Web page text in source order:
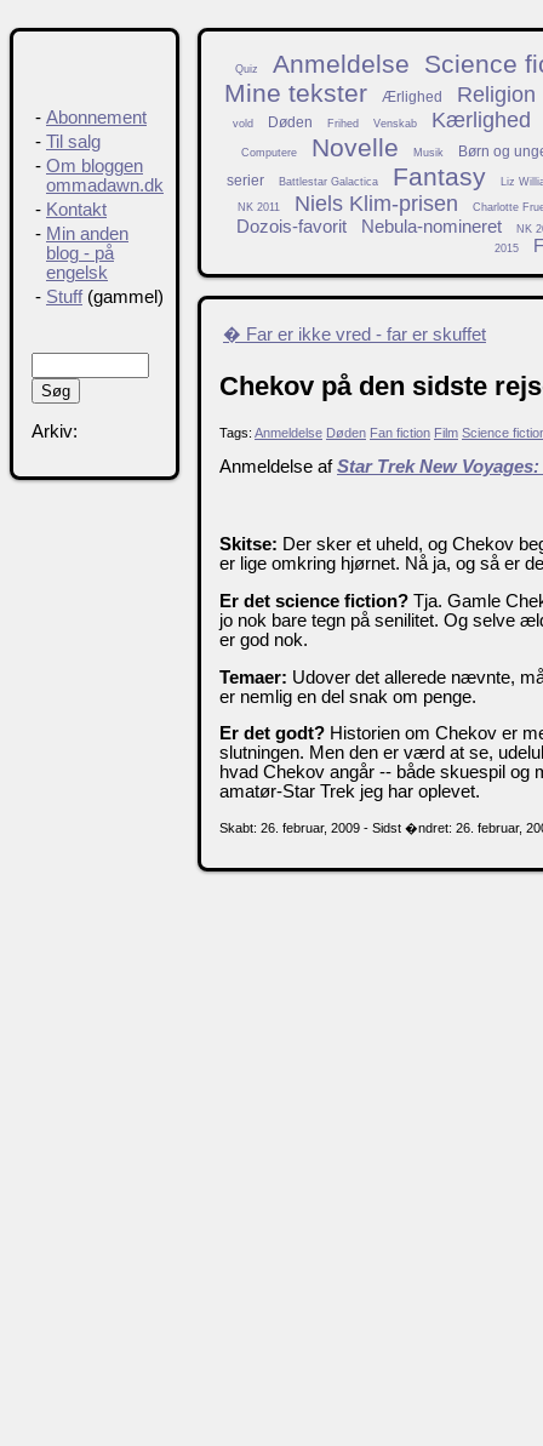
Quiz Anmeldelse
Science
Mine tekster
Ærlighed Religion
vold Døden Frihed Venskab Kærlighed
Computere Novelle Musik
Børn og
serier
Battlestar Galactica Fantasy Liz
NK 2011 Niels Klim-prisen Charlotte
Dozois-favorit Nebula-nomineret
NK
2015
� Far er ikke vred - far er skuffet
Chekov på den sidste
Tags: Anmeldelse Døden Fan fiction Film Science
Anmeldelse afStar Trek New
Skitse: Der sker et uheld, og Chekov
er lige omkring hjørnet. Nå ja, og så er
Er det science fiction? Tja. Gamle
jo nok bare tegn på senilitet. Og selve
er god nok.
Temaer: Udover det allerede nævnte,
er nemlig en del snak om penge.
Er det godt? Historien om Chekov er
slutningen. Men den er værd at se,
hvad Chekov angår -- både skuespil og
amatør-Star Trek jeg har oplevet.
Skabt: 26. februar, 2009 - Sidst �ndret: 26. februar,
- Abonnement
- Til salg
- Om bloggen
ommadawn.dk
- Kontakt
- Min anden
blog - på
engelsk
- Stuff(gammel)
Arkiv: